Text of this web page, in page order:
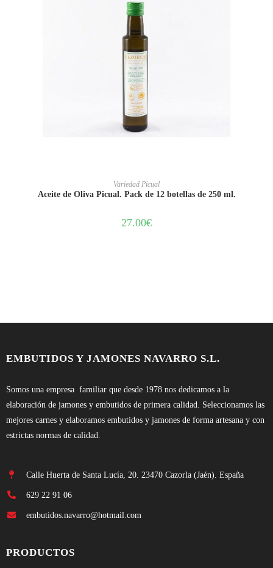
AÑADIR AL CARRITO
Variedad Picual
Aceite de Oliva Picual. Pack de 12 botellas de 250 ml.
27.00€
EMBUTIDOS Y JAMONES NAVARRO S.L.
Somos una empresa familiar que desde 1978 nos dedicamos a la
elaboración de jamones y embutidos de primera calidad. Seleccionamos las
mejores carnes y elaboramos embutidos y jamones de forma artesana y con
estrictas normas de calidad.
Calle Huerta de Santa Lucía, 20. 23470 Cazorla (Jaén). España
629 22 91 06
embutidos.navarro@hotmail.com
PRODUCTOS